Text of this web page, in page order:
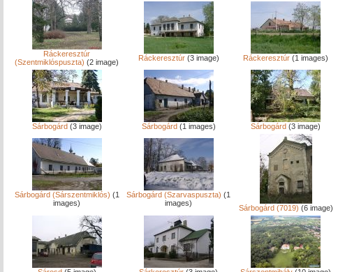
Ráckeresztúr
(Szentmiklóspuszta) (2 image) Ráckeresztúr(3 image) Ráckeresztúr (1 images)
Sárbogárd(3 image) Sárbogárd(1 images) Sárbogárd (3 image)
Sárbogárd (Sárszentmiklós) (1
images)
Sárbogárd (Szarvaspuszta) (1
images)
Sárbogárd (7019) (6 image)